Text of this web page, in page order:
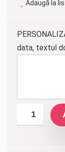
fost:
Adaugă la
data, textul